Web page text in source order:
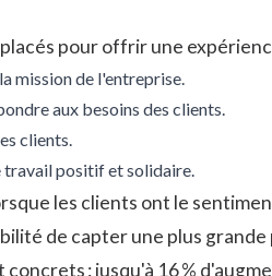
pour offrir une
mission de l'entreprise.
aux besoins des clients.
clients.
travail positif et solidaire.
les clients ont le
de capter une plus
: jusqu'à 16 %